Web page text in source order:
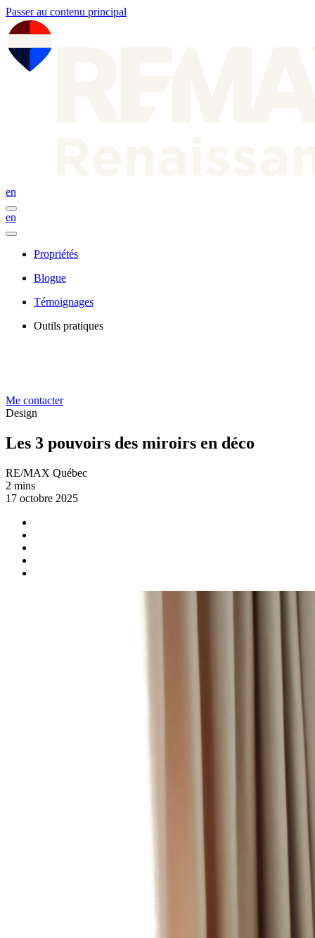
Passer au contenu principal
en
en
Propriétés
Blogue
Témoignages
Outils pratiques
Me contacter
Design
Les 3 pouvoirs des miroirs en déco
RE/MAX Québec
2 mins
17 octobre 2025